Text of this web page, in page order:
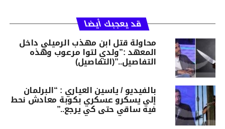
قد يعجبك أيضا
محاولة قتل ابن مهذب الرميلي داخل
المعهد :”ولدي لتوا مرعوب وهذه
التفاصيل..”(التفاصيل)
بالفيديو / ياسين العياري : “البرلمان
إلي يسكرو عسكري بكوبة معادش نحط
فيه ساقي حتى كي يرجع..”